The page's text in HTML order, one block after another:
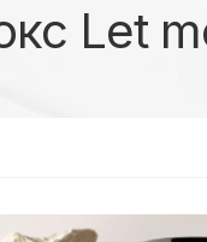
Let